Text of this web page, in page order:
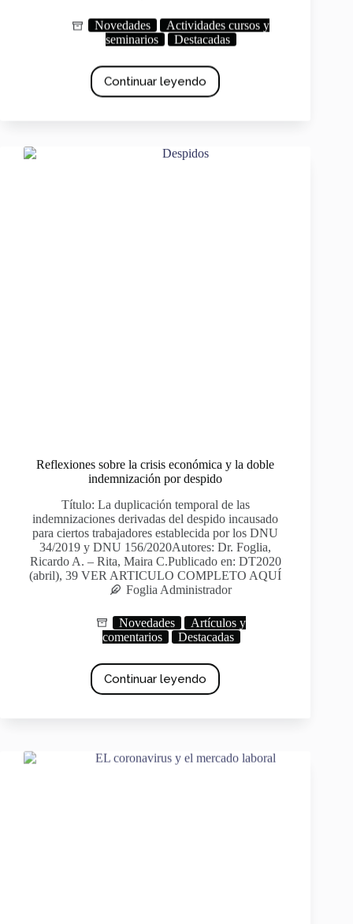
Novedades
Actividades cursos y
seminarios
Destacadas
Continuar leyendo
Reflexiones sobre la crisis económica y la doble
indemnización por despido
Título: La duplicación temporal de las
indemnizaciones derivadas del despido incausado
para ciertos trabajadores establecida por los DNU
34/2019 y DNU 156/2020Autores: Dr. Foglia,
Ricardo A. – Rita, Maira C.Publicado en: DT2020
(abril), 39 VER ARTICULO COMPLETO AQUÍ
Foglia Administrador
Novedades
Artículos y
comentarios
Destacadas
Continuar leyendo